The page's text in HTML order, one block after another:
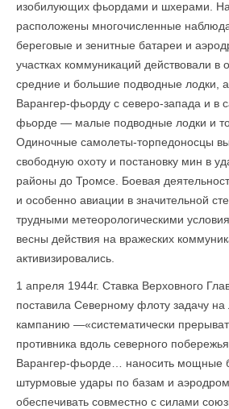
изобилующих фьордами и шхерами.
расположены многочисленные
береговые и зенитные батареи и
участках коммуникаций действовали в
средние и большие подводные лодки,
Варангер-фьорду с северо-запада и в
фьорде — малые подводные лодки и
Одиночные самолеты-торпедоносцы
свободную охоту и постановку мин в
районы до Тромсе. Боевая
и особенно авиации в значительной
трудными метеорологическими
весны действия на вражеских
активизировались.
1 апреля 1944г. Ставка Верховного
поставила Северному флоту задачу
кампанию —«систематически
противника вдоль северного
Варангер-фьорде… наносить мощные
штурмовые удары по базам и
обеспечивать совместно с силами